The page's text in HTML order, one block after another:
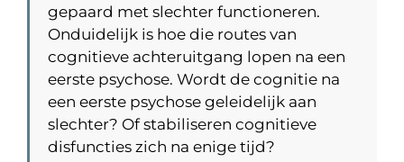
gepaard met slechter functioneren.
Onduidelijk is hoe die routes van
cognitieve achteruitgang lopen na een
eerste psychose. Wordt de cognitie na
een eerste psychose geleidelijk aan
slechter? Of stabiliseren cognitieve
disfuncties zich na enige tijd?